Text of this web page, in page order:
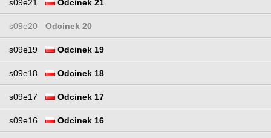
s09e21 Odcinek 21
s09e20 Odcinek 20
s09e19 Odcinek 19
s09e18 Odcinek 18
s09e17 Odcinek 17
s09e16 Odcinek 16